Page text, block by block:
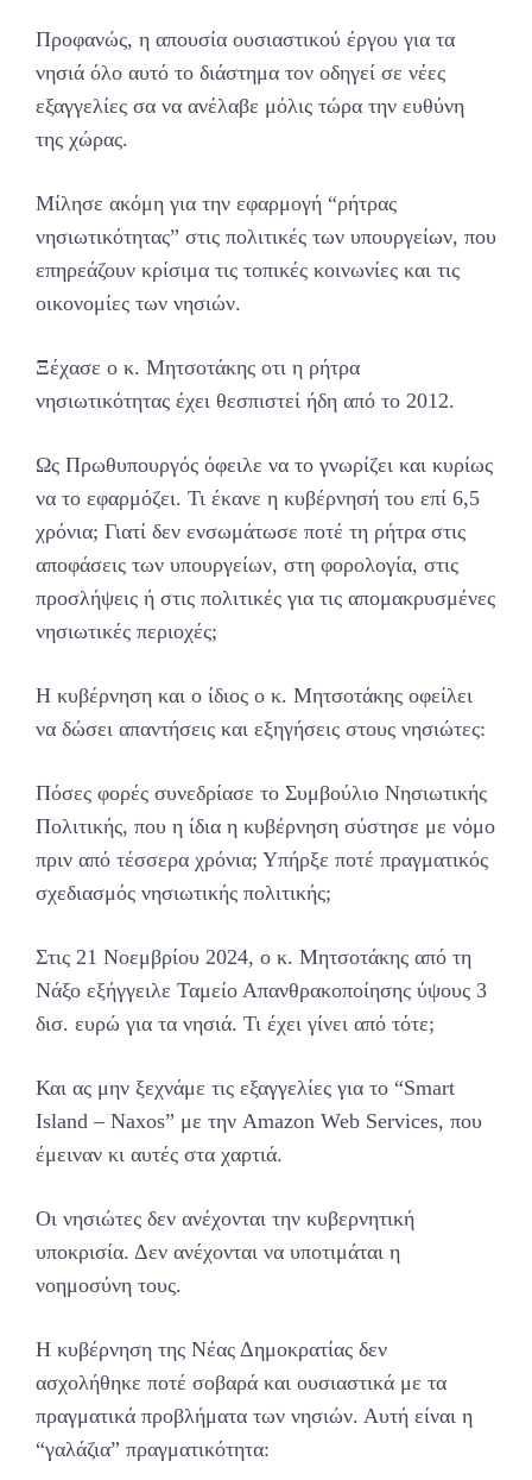
Προφανώς, η απουσία ουσιαστικού έργου για τα
νησιά όλο αυτό το διάστημα τον οδηγεί σε νέες
εξαγγελίες σα να ανέλαβε μόλις τώρα την ευθύνη
της χώρας.
Μίλησε ακόμη για την εφαρμογή “ρήτρας
νησιωτικότητας” στις πολιτικές των υπουργείων, που
επηρεάζουν κρίσιμα τις τοπικές κοινωνίες και τις
οικονομίες των νησιών.
Ξέχασε ο κ. Μητσοτάκης οτι η ρήτρα
νησιωτικότητας έχει θεσπιστεί ήδη από το 2012.
Ως Πρωθυπουργός όφειλε να το γνωρίζει και κυρίως
να το εφαρμόζει. Τι έκανε η κυβέρνησή του επί 6,5
χρόνια; Γιατί δεν ενσωμάτωσε ποτέ τη ρήτρα στις
αποφάσεις των υπουργείων, στη φορολογία, στις
προσλήψεις ή στις πολιτικές για τις απομακρυσμένες
νησιωτικές περιοχές;
Η κυβέρνηση και ο ίδιος ο κ. Μητσοτάκης οφείλει
να δώσει απαντήσεις και εξηγήσεις στους νησιώτες:
Πόσες φορές συνεδρίασε το Συμβούλιο Νησιωτικής
Πολιτικής, που η ίδια η κυβέρνηση σύστησε με νόμο
πριν από τέσσερα χρόνια; Υπήρξε ποτέ πραγματικός
σχεδιασμός νησιωτικής πολιτικής;
Στις 21 Νοεμβρίου 2024, ο κ. Μητσοτάκης από τη
Νάξο εξήγγειλε Ταμείο Απανθρακοποίησης ύψους 3
δισ. ευρώ για τα νησιά. Τι έχει γίνει από τότε;
Και ας μην ξεχνάμε τις εξαγγελίες για το “Smart
Island – Naxos” με την Amazon Web Services, που
έμειναν κι αυτές στα χαρτιά.
Οι νησιώτες δεν ανέχονται την κυβερνητική
υποκρισία. Δεν ανέχονται να υποτιμάται η
νοημοσύνη τους.
Η κυβέρνηση της Νέας Δημοκρατίας δεν
ασχολήθηκε ποτέ σοβαρά και ουσιαστικά με τα
πραγματικά προβλήματα των νησιών. Αυτή είναι η
“γαλάζια” πραγματικότητα: